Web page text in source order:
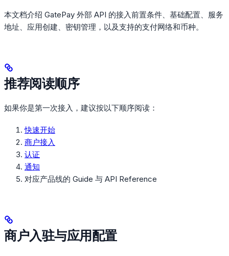
本文档介绍 GatePay 外部 API 的接入前置条件、基础配置、服务
地址、应用创建、密钥管理，以及支持的支付网络和币种。
推荐阅读顺序
如果你是第一次接入，建议按以下顺序阅读：
快速开始
商户接入
认证
通知
对应产品线的 Guide 与 API Reference
商户入驻与应用配置